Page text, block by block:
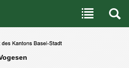
Navigation